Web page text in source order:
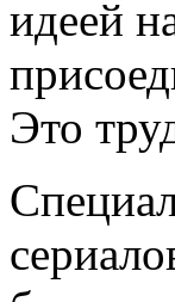
идеей
Это